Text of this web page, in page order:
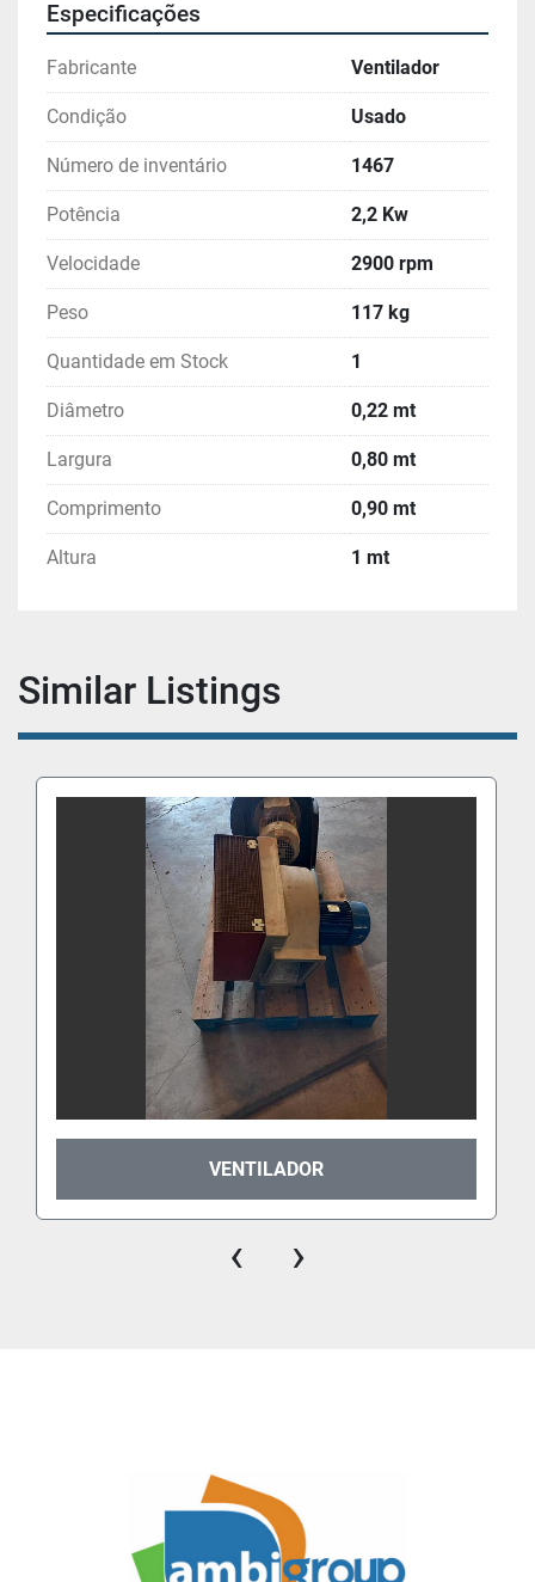
Especificações
Fabricante Ventilador
Condição Usado
Número de inventário 1467
Potência 2,2 Kw
Velocidade 2900 rpm
Peso 117 kg
Quantidade em Stock 1
Diâmetro 0,22 mt
Largura 0,80 mt
Comprimento 0,90 mt
Altura 1 mt
Similar Listings
VENTILADOR
‹ ›